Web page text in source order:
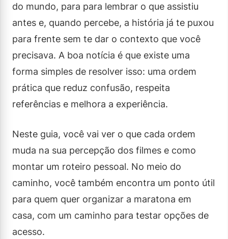
do mundo, para para lembrar o que assistiu
antes e, quando percebe, a história já te puxou
para frente sem te dar o contexto que você
precisava. A boa notícia é que existe uma
forma simples de resolver isso: uma ordem
prática que reduz confusão, respeita
referências e melhora a experiência.
Neste guia, você vai ver o que cada ordem
muda na sua percepção dos filmes e como
montar um roteiro pessoal. No meio do
caminho, você também encontra um ponto útil
para quem quer organizar a maratona em
casa, com um caminho para testar opções de
acesso.